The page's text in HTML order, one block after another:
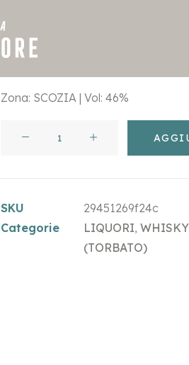
€8,00
Zona: SCOZIA | Vol: 46%
SKU
29451269f24c
Categorie
LIQUORI,
(TORBATO)